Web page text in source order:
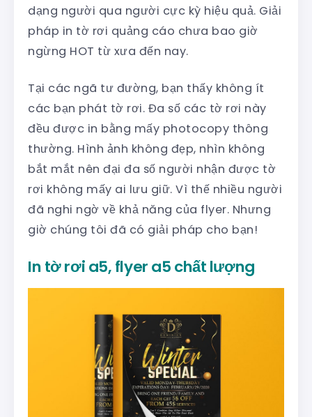
dạng người qua người cực kỳ hiệu quả. Giải
pháp in tờ rơi quảng cáo chưa bao giờ
ngừng HOT từ xưa đến nay.
Tại các ngã tư đường, bạn thấy không ít
các bạn phát tờ rơi. Đa số các tờ rơi này
đều được in bằng mấy photocopy thông
thường. Hình ảnh không đẹp, nhìn không
bắt mắt nên đại đa số người nhận được tờ
rơi không mấy ai lưu giữ. Vì thế nhiều người
đã nghi ngờ về khả năng của flyer. Nhưng
giờ chúng tôi đã có giải pháp cho bạn!
In tờ rơi a5, flyer a5 chất lượng